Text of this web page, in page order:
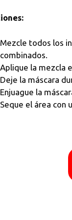
Mezcle todos los
combinados.
Aplique la mezcla
Deje la máscara
Enjuague la
Seque el área con